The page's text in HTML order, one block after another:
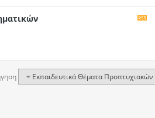
Εκπαιδευτικά Θέματα